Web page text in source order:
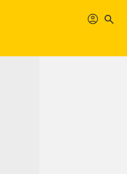
profil search